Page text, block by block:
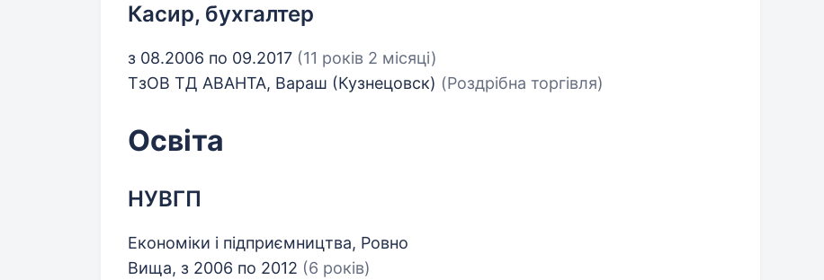
Касир, бухгалтер
з 08.2006 по 09.2017 (11 років 2 місяці)
ТзОВ ТД АВАНТА, Вараш (Кузнецовск) (Роздрібна торгівля)
Освіта
НУВГП
Економіки і підприємництва, Ровно
Вища, з 2006 по 2012 (6 років)